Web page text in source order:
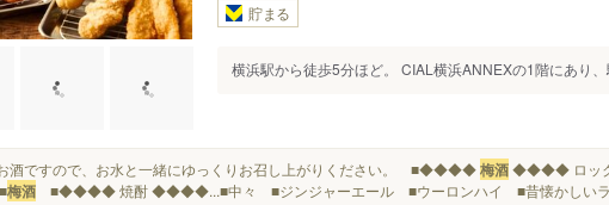
貯まる
横浜駅から徒歩5分ほど。 CIAL横浜ANNEXの1階にあり
酒ですので、お水と一緒にゆっくりお召し上がりください。 ■◆◆◆◆梅酒◆◆◆◆ ロック
梅酒 ■◆◆◆◆ 焼酎 ◆◆◆◆...■中々 ■ジンジャーエール ■ウーロンハイ ■昔懐かしい